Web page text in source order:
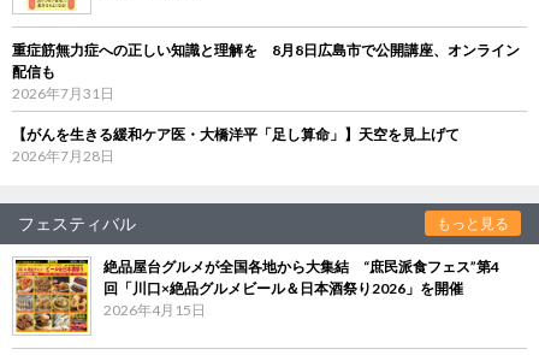
重症筋無力症への正しい知識と理解を 8月8日広島市で公開講座、オンライン
配信も
2026年7月31日
【がんを生きる緩和ケア医・大橋洋平「足し算命」】天空を見上げて
2026年7月28日
フェスティバル もっと見る
絶品屋台グルメが全国各地から大集結 “庶民派食フェス”第4
回「川口×絶品グルメビール＆日本酒祭り2026」を開催
2026年4月15日